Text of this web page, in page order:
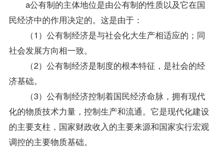
a公有制的主体地位是由公有制的性质以及它在国
民经济中的作用决定的。这是由于：
（1）公有制经济是与社会化大生产相适应的；同
社会发展方向相一致。
（2）公有制经济是制度的根本特征，是社会的经
济基础。
（3）公有制经济控制着国民经济命脉，拥有现代
化的物质技术力量，控制生产和流通。它是现代化建设
的主要支柱，国家财政收入的主要来源和国家实行宏观
调控的主要物质基础。